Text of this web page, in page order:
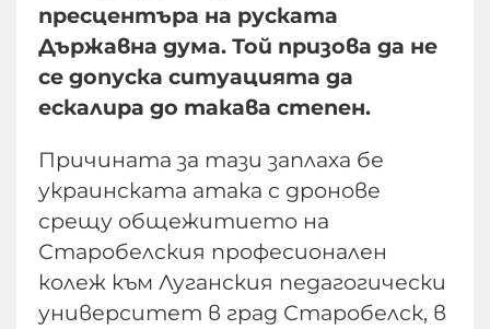
пресцентъра на руската
Държавна дума. Той призова да не
се допуска ситуацията да
ескалира до такава степен.
Причината за тази заплаха бе
украинската атака с дронове
срещу общежитието на
Старобелския професионален
колеж към Луганския педагогически
университет в град Старобелск, в